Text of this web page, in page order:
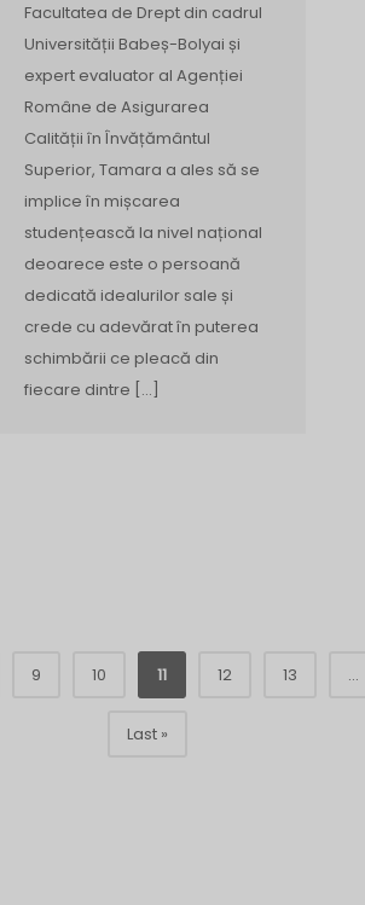
Facultatea de Drept din cadrul
Universității Babeș-Bolyai și
expert evaluator al Agenției
Române de Asigurarea
Calității în Învățământul
Superior, Tamara a ales să se
implice în mișcarea
studențească la nivel național
deoarece este o persoană
dedicată idealurilor sale și
crede cu adevărat în puterea
schimbării ce pleacă din
fiecare dintre […]
9 10 11 12 13 ...
Last »